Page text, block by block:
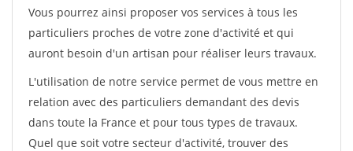
Vous pourrez ainsi proposer vos services à tous les
particuliers proches de votre zone d'activité et qui
auront besoin d'un artisan pour réaliser leurs travaux.
L'utilisation de notre service permet de vous mettre en
relation avec des particuliers demandant des devis
dans toute la France et pour tous types de travaux.
Quel que soit votre secteur d'activité, trouver des